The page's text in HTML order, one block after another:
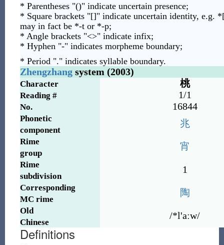
* Parentheses "()" indicate uncertain presence;
* Square brackets "[]" indicate uncertain identity, e.g.
may in fact be *-t or *-p;
* Angle brackets "<>" indicate infix;
* Hyphen "-" indicates morpheme boundary;
* Period "." indicates syllable boundary.
Zhengzhangsystem (2003)
Character 桃
Reading # 1/1
No. 16844
Phonetic
component
兆
Rime
group
宵
Rime
subdivision
1
Corresponding
MC rime
陶
Old
Chinese
/*l'aːw/
Definitions